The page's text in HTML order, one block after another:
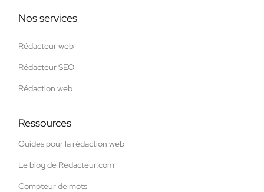
Nos services
Rédacteur web
Rédacteur SEO
Rédaction web
Ressources
Guides pour la rédaction web
Le blog de Redacteur.com
Compteur de mots